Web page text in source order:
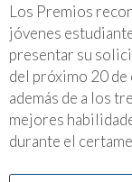
Los Premios
jóvenes
presentar su
del próximo 20
además de a los
mejores
durante el